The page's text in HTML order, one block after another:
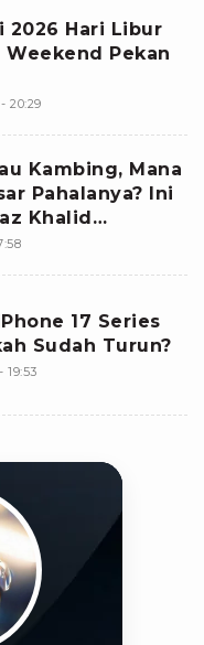
2026 Hari Libur
Weekend Pekan
20:29
Kambing, Mana
Pahalanya? Ini
Khalid
17 Series
Sudah Turun?
19:53